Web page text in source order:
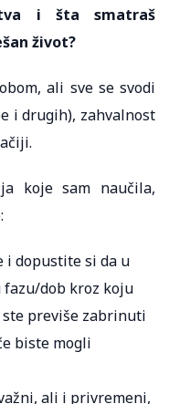
i šta smatraš
život?
ali sve se svodi
i drugih), zahvalnost
koje sam naučila,
i dopustite si da u
dob kroz koju
previše zabrinuti
biste mogli
ali i privremeni,